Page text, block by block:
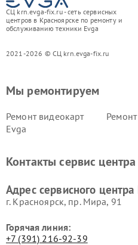
СЦ krn.evga-fix.ru - сеть сервисных
центров в Красноярске по ремонту и
обслуживанию техники Evga
2021-2026 © СЦ krn.evga-fix.ru
Мы ремонтируем
Ремонт видеокарт
Evga
Контакты сервис центра
Адрес сервисного центра
г. Красноярск, ​пр. Мира, 91
Горячая линия:
+7 (391) 216-92-39